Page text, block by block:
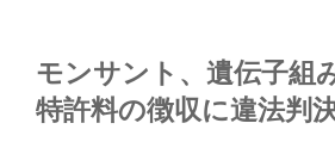
モンサント、遺伝子組
特許料の徴収に違法判